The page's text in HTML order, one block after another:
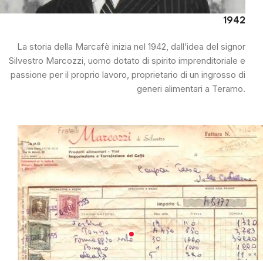
1942
La storia della Marcafè inizia nel 1942, dall’idea del signor
Silvestro Marcozzi, uomo dotato di spirito imprenditoriale e
passione per il proprio lavoro, proprietario di un ingrosso di
generi alimentari a Teramo.